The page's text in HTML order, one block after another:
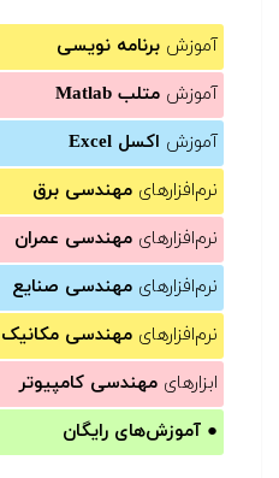
آموزش برنامه نویسی
آموزش متلب Matlab
آموزش اکسل Excel
نرم‌افزارهای مهندسی برق
نرم‌افزارهای مهندسی عمران
نرم‌افزارهای مهندسی صنایع
نرم‌افزارهای مهندسی مکانیک
ابزارهای مهندسی کامپیوتر
● آموزش‌های رایگان